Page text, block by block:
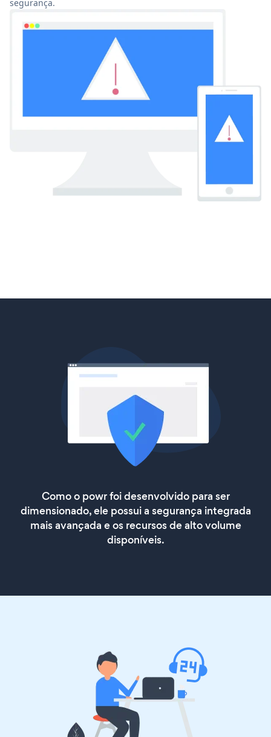
segurança.
Como o powr foi desenvolvido para ser
dimensionado, ele possui a segurança integrada
mais avançada e os recursos de alto volume
disponíveis.